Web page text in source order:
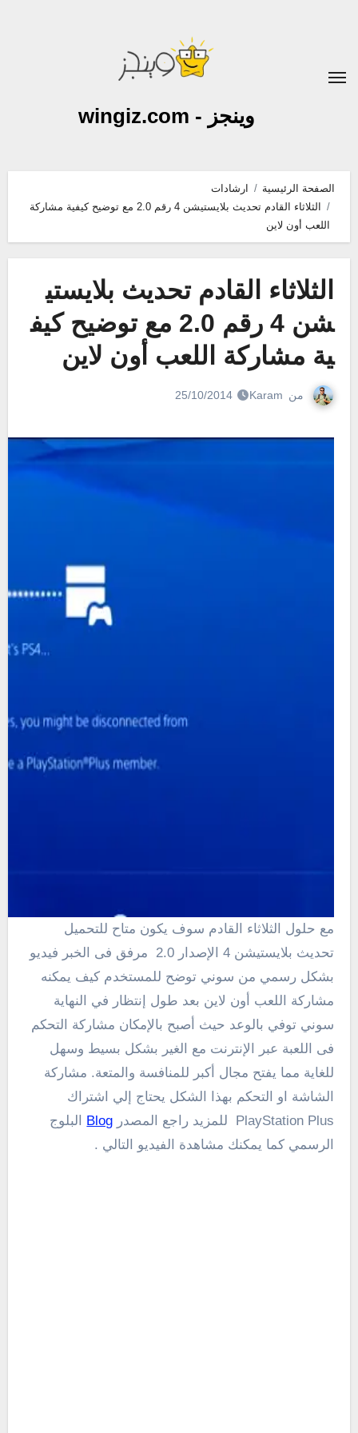
وينجز - wingiz.com
الصفحة الرئيسية
ارشادات
الثلاثاء القادم تحديث بلايستيشن 4 رقم 2.0 مع توضيح كيفية مشاركة
اللعب أون لاين
الثلاثاء القادم تحديث بلايستي
شن 4 رقم 2.0 مع توضيح كيف
ية مشاركة اللعب أون لاين
من Karam
25/10/2014
مع حلول الثلاثاء القادم سوف يكون متاح للتحميل
تحديث بلايستيشن 4 الإصدار 2.0 مرفق فى الخبر فيديو
بشكل رسمي من سوني توضح للمستخدم كيف يمكنه
مشاركة اللعب أون لاين بعد طول إنتظار في النهاية
سوني توفي بالوعد حيث أصبح بالإمكان مشاركة التحكم
فى اللعبة عبر الإنترنت مع الغير بشكل بسيط وسهل
للغاية مما يفتح مجال أكبر للمنافسة والمتعة. مشاركة
الشاشة او التحكم بهذا الشكل يحتاج إلي اشتراك
PlayStation Plus للمزيد راجع المصدر
Blog
البلوج
الرسمي كما يمكنك مشاهدة الفيديو التالي .